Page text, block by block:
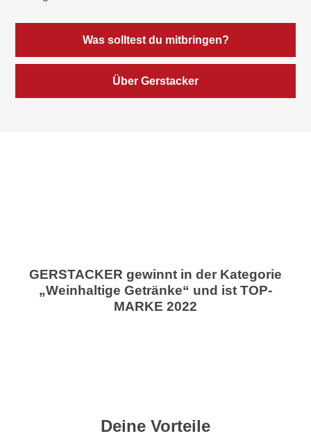
Was solltest du mitbringen?
Über Gerstacker
GERSTACKER gewinnt in der Kategorie
„Weinhaltige Getränke“ und ist TOP-
MARKE 2022
Deine Vorteile